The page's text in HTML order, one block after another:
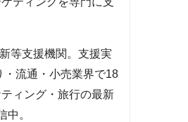
等支援機関。支援実
流通・小売業界で18
ィング・旅行の最新
中。